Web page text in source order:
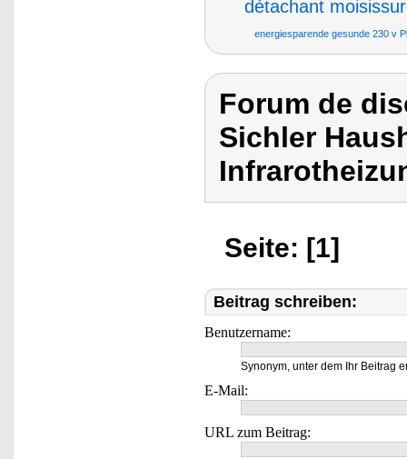
détachant
energiesparende gesunde 230 v
Forum de
Sichler
Seite: [1]
Beitrag schreiben:
Benutzername:
Synonym, unter dem Ihr Beitrag
E-Mail:
URL zum Beitrag: